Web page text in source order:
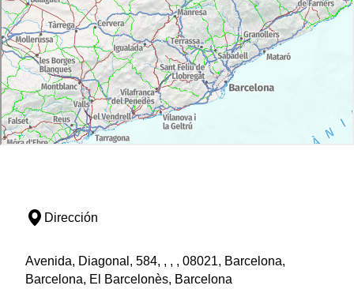
Dirección
Avenida, Diagonal, 584, , , , 08021, Barcelona,
Barcelona, El Barcelonès, Barcelona